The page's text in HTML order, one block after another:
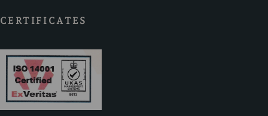
CERTIFICATES